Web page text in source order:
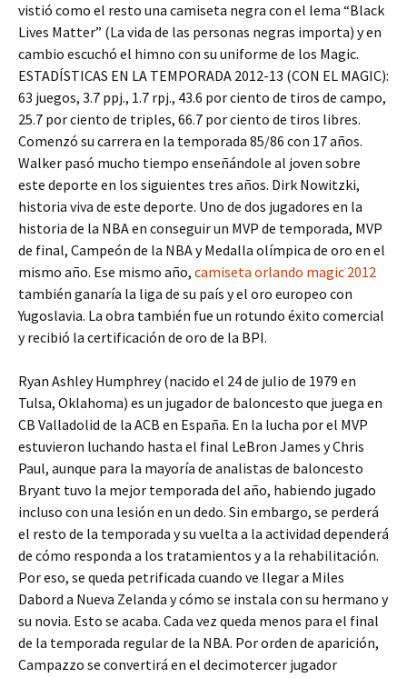
vistió como el resto una camiseta negra con el lema “Black
Lives Matter” (La vida de las personas negras importa) y en
cambio escuchó el himno con su uniforme de los Magic.
ESTADÍSTICAS EN LA TEMPORADA 2012-13 (CON EL MAGIC):
63 juegos, 3.7 ppj., 1.7 rpj., 43.6 por ciento de tiros de campo,
25.7 por ciento de triples, 66.7 por ciento de tiros libres.
Comenzó su carrera en la temporada 85/86 con 17 años.
Walker pasó mucho tiempo enseñándole al joven sobre
este deporte en los siguientes tres años. Dirk Nowitzki,
historia viva de este deporte. Uno de dos jugadores en la
historia de la NBA en conseguir un MVP de temporada, MVP
de final, Campeón de la NBA y Medalla olímpica de oro en el
mismo año. Ese mismo año, camiseta orlando magic 2012
también ganaría la liga de su país y el oro europeo con
Yugoslavia. La obra también fue un rotundo éxito comercial
y recibió la certificación de oro de la BPI.
Ryan Ashley Humphrey (nacido el 24 de julio de 1979 en
Tulsa, Oklahoma) es un jugador de baloncesto que juega en
CB Valladolid de la ACB en España. En la lucha por el MVP
estuvieron luchando hasta el final LeBron James y Chris
Paul, aunque para la mayoría de analistas de baloncesto
Bryant tuvo la mejor temporada del año, habiendo jugado
incluso con una lesión en un dedo. Sin embargo, se perderá
el resto de la temporada y su vuelta a la actividad dependerá
de cómo responda a los tratamientos y a la rehabilitación.
Por eso, se queda petrificada cuando ve llegar a Miles
Dabord a Nueva Zelanda y cómo se instala con su hermano y
su novia. Esto se acaba. Cada vez queda menos para el final
de la temporada regular de la NBA. Por orden de aparición,
Campazzo se convertirá en el decimotercer jugador